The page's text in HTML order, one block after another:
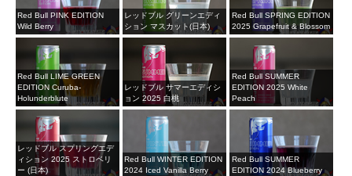
Red Bull PINK EDITION
Wild Berry
レッドブル グリーンエディ
ション マスカット(日本)
Red Bull SPRING EDITION
2025 Grapefruit & Blossom
Red Bull LIME GREEN
EDITION Curuba-
Holunderblute
レッドブル サマーエディシ
ョン 2025 白桃
Red Bull SUMMER
EDITION 2025 White
Peach
レッドブル スプリングエデ
ィション 2025 ストロベリ
ー (日本)
Red Bull WINTER EDITION
2024 Iced Vanilla Berry
Red Bull SUMMER
EDITION 2024 Blueberry